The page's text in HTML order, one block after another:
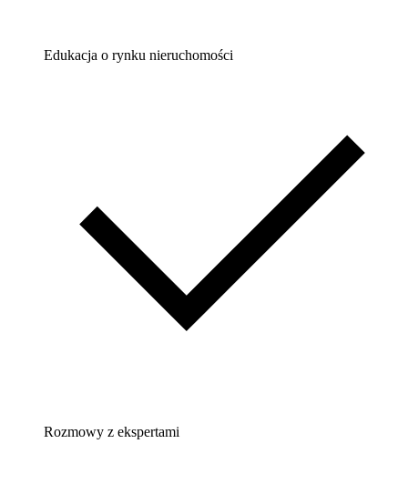
Edukacja o rynku nieruchomości
Rozmowy z ekspertami